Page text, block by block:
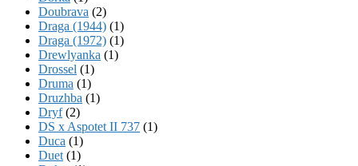
Doubrava (2)
Draga (1944) (1)
Draga (1972) (1)
Drewlyanka (1)
Drossel (1)
Druma (1)
Druzhba (1)
Dryf(2)
DS x Aspotet II 737 (1)
Duca (1)
Duet (1)